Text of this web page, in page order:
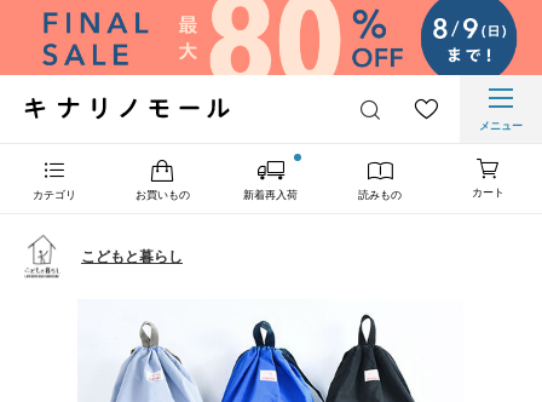
メニュー
カテゴリ お買いもの 新着再入荷 読みもの カート
こどもと暮らし